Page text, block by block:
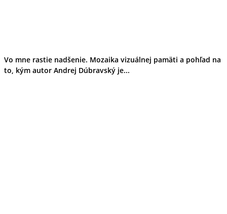
Vo mne rastie nadšenie. Mozaika vizuálnej pamäti a pohľad na
to, kým autor Andrej Dúbravský je...